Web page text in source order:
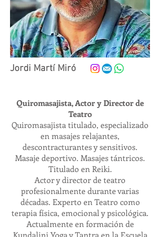
Jordi Martí Miró
Quiromasajista, Actor y Director de
Teatro
Quiromasajista titulado, especializado
en masajes relajantes,
descontracturantes y sensitivos.
Masaje deportivo. Masajes tántricos.
Titulado en Reiki.
Actor y director de teatro
profesionalmente durante varias
décadas. Experto en Teatro como
terapia física, emocional y psicológica.
Actualmente en formación de
Kundalini Yoga y Tantra en la Escuela